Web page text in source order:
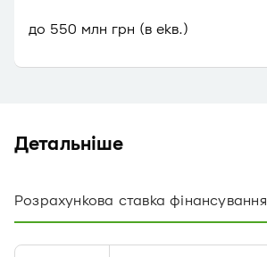
до 550 млн грн (в екв.)
Детальніше
Розрахункова ставка фінансування